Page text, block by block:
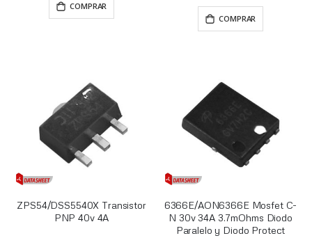
COMPRAR
COMPRAR
ZPS54/DSS5540X Transistor
PNP 40v 4A
6366E/AON6366E Mosfet C-
N 30v 34A 3.7mOhms Diodo
Paralelo y Diodo Protect